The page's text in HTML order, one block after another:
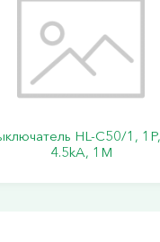
HL-C50/1,
4.5kA, 1M